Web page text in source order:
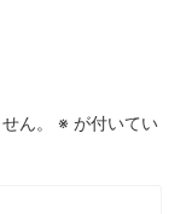
ん。 ※ が付いてい